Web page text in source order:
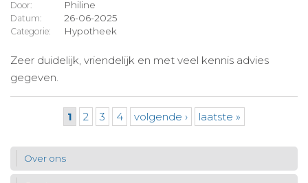
Door: Philine
Datum: 26-06-2025
Categorie: Hypotheek
Zeer duidelijk, vriendelijk en met veel kennis advies
gegeven.
1 2 3 4 volgende › laatste »
Over ons